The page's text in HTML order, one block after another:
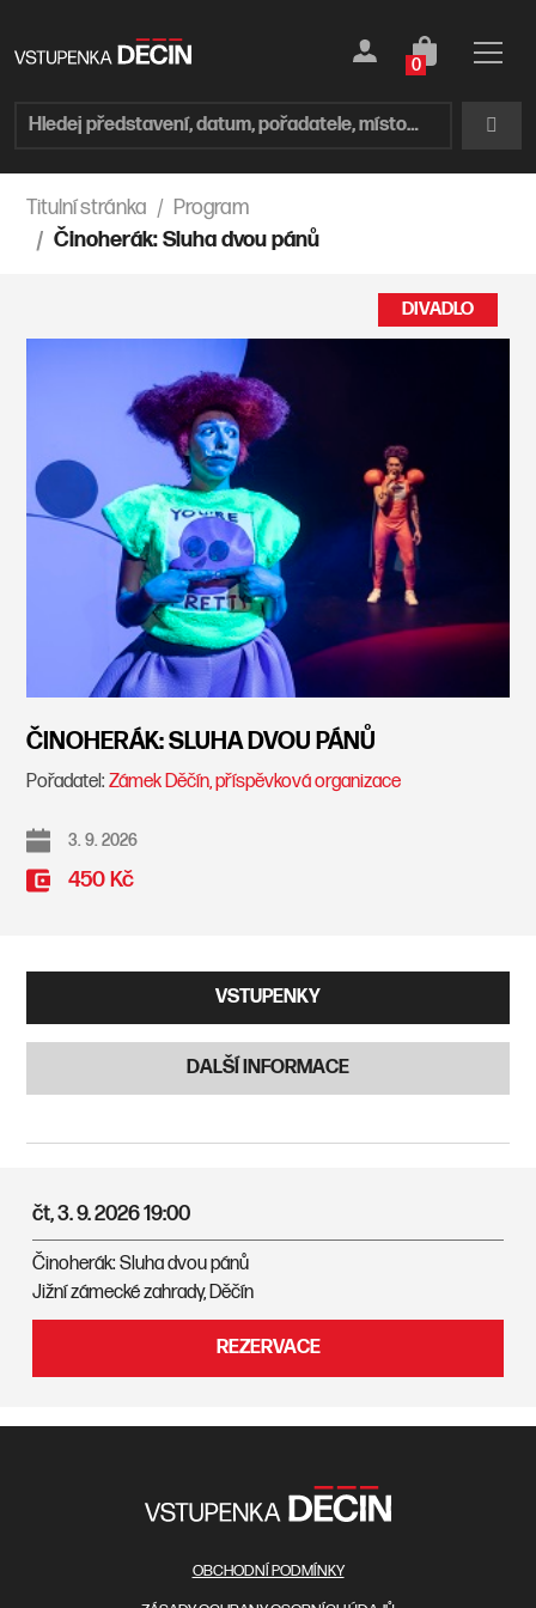
0
Titulní stránka
Program
Činoherák: Sluha dvou pánů
DIVADLO
ČINOHERÁK: SLUHA DVOU PÁNŮ
Pořadatel: Zámek Děčín, příspěvková organizace
3. 9. 2026
450 Kč
VSTUPENKY
DALŠÍ INFORMACE
čt, 3. 9. 202619:00
Činoherák: Sluha dvou pánů
Jižní zámecké zahrady, Děčín
REZERVACE
OBCHODNÍ PODMÍNKY